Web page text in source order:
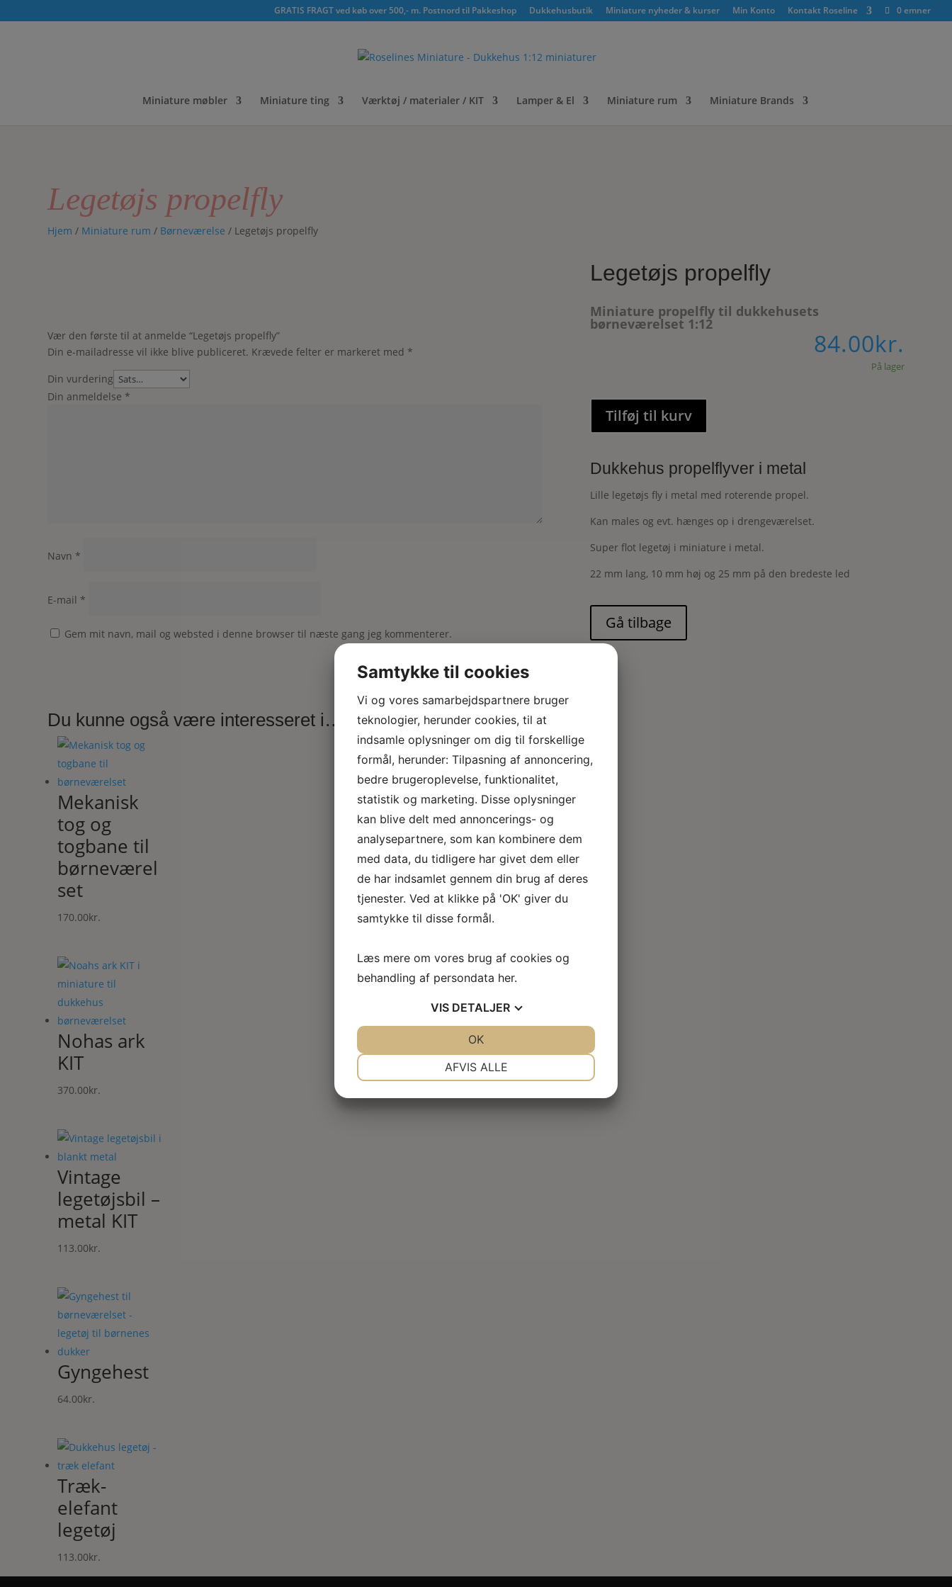
GRATIS FRAGT ved køb over 500,- m. Postnord til Pakkeshop Dukkehusbutik Miniature nyheder & kurser Min Konto Kontakt Roseline 0 emner
Miniature møbler Miniature ting Værktøj / materialer / KIT Lamper & El Miniature rum Miniature Brands
Legetøjs propelfly
Hjem / Miniature rum / Børneværelse / Legetøjs propelfly
Vær den første til at anmelde “Legetøjs propelfly”
Din e-mailadresse vil ikke blive publiceret. Krævede felter er markeret med *
Din vurdering
Din anmeldelse *
Navn *
E-mail *
Gem mit navn, mail og websted i denne browser til næste gang jeg kommenterer.
Indsend
Du kunne også være interesseret i…
Mekanisk
tog og
togbane til
børneværel
set
170.00kr.
Nohas ark
KIT
370.00kr.
Vintage
legetøjsbil –
metal KIT
113.00kr.
Gyngehest
64.00kr.
Træk-
elefant
legetøj
113.00kr.
Legetøjs propelfly
Miniature propelfly til dukkehusets
børneværelset 1:12
84.00kr.
På lager
Tilføj til kurv
Dukkehus propelflyver i metal
Lille legetøjs fly i metal med roterende propel.
Kan males og evt. hænges op i drengeværelset.
Super flot legetøj i miniature i metal.
22 mm lang, 10 mm høj og 25 mm på den bredeste led
Samtykke til cookies
Vi og vores samarbejdspartnere bruger
teknologier, herunder cookies, til at
indsamle oplysninger om dig til forskellige
formål, herunder: Tilpasning af annoncering,
bedre brugeroplevelse, funktionalitet,
statistik og marketing. Disse oplysninger
kan blive delt med annoncerings- og
analysepartnere, som kan kombinere dem
med data, du tidligere har givet dem eller
de har indsamlet gennem din brug af deres
tjenester. Ved at klikke på 'OK' giver du
samtykke til disse formål.
Læs mere om vores brug af cookies og
behandling af persondata her.
VIS DETALJER
AFVIS ALLE
OK